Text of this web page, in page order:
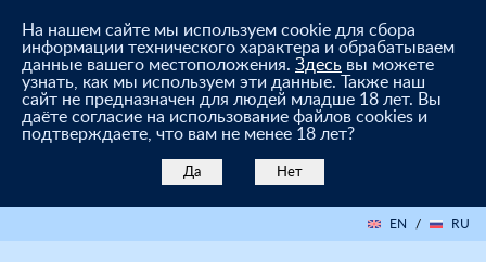
На нашем сайте мы используем cookie для сбора
информации технического характера и обрабатываем
данные вашего местоположения. Здесь вы можете
узнать, как мы используем эти данные. Также наш
сайт не предназначен для людей младше 18 лет. Вы
даёте согласие на использование файлов cookies и
подтверждаете, что вам не менее 18 лет?
Да Нет
EN / RU